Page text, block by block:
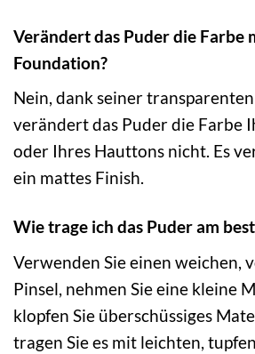
Verändert das Puder die Farbe
Foundation?
Nein, dank seiner
verändert das Puder die Farbe
oder Ihres Hauttons nicht. Es
ein mattes Finish.
Wie trage ich das Puder am
Verwenden Sie einen weichen,
Pinsel, nehmen Sie eine kleine
klopfen Sie überschüssiges
tragen Sie es mit leichten,